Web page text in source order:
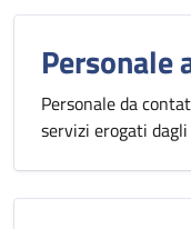
Personale
Personale da
servizi erogati